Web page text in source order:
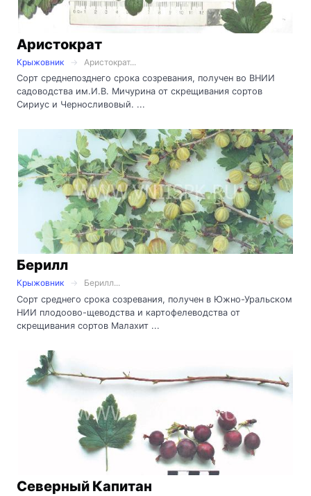
Аристократ
Крыжовник
Аристократ...
Сорт среднепозднего срока созревания, получен во ВНИИ
садоводства им.И.В. Мичурина от скрещивания сортов
Сириус и Черносливовый. ...
Берилл
Крыжовник
Берилл...
Сорт среднего срока созревания, получен в Южно-Уральском
НИИ плодоово-щеводства и картофелеводства от
скрещивания сортов Малахит ...
Северный Капитан